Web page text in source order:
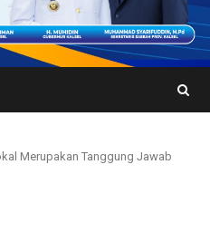
Merupakan Tanggung Jawab